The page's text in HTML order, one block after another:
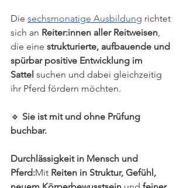
Die sechsmonatige Ausbildung richtet
sich an Reiter:innen aller Reitweisen,
die eine strukturierte, aufbauende und
spürbar positive Entwicklung im
Sattel suchen und dabei gleichzeitig
ihr Pferd fördern möchten.
🔹 Sie ist mit und ohne Prüfung
buchbar.
Durchlässigkeit in Mensch und
Pferd:Mit Reiten in Struktur, Gefühl,